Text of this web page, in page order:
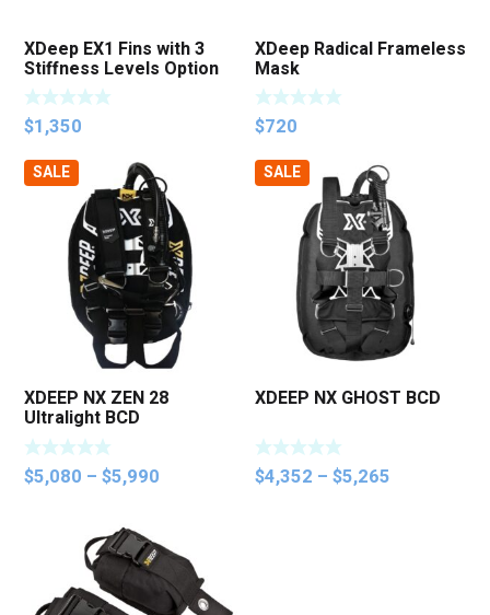
XDeep EX1 Fins with 3
Stiffness Levels Option
$1,350
XDeep Radical Frameless
Mask
$720
SALE
XDEEP NX ZEN 28
Ultralight BCD
$5,080 – $5,990
through
$5,990
SALE
XDEEP NX GHOST BCD
$4,352 – $5,265Price